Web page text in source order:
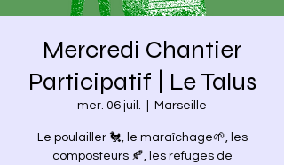
Mercredi Chantier
Participatif | Le Talus
mer. 06 juil. Marseille
Le poulailler 🐔, le maraîchage🌱, les
composteurs 🍂, les refuges de